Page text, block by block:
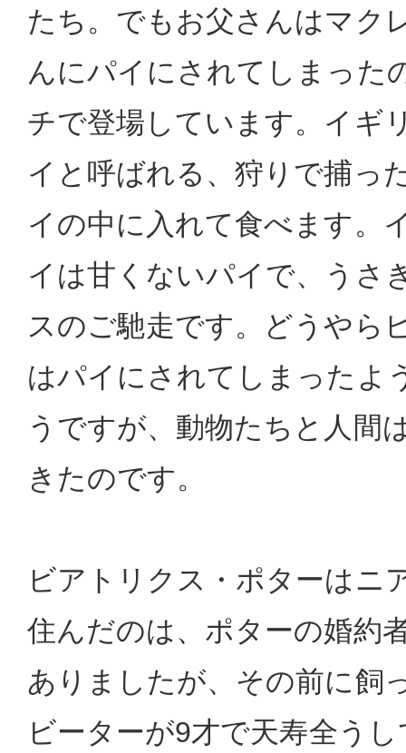
たち。でもお父さんはマク
んにパイにされてしまった
チで登場しています。イギ
イと呼ばれる、狩りで捕っ
イの中に入れて食べます。
イは甘くないパイで、うさ
スのご馳走です。どうやら
はパイにされてしまったよ
うですが、動物たちと人間
きたのです。
ビアトリクス・ポターはニ
住んだのは、ポターの婚約
ありましたが、その前に飼
ビーターが9才で天寿全う